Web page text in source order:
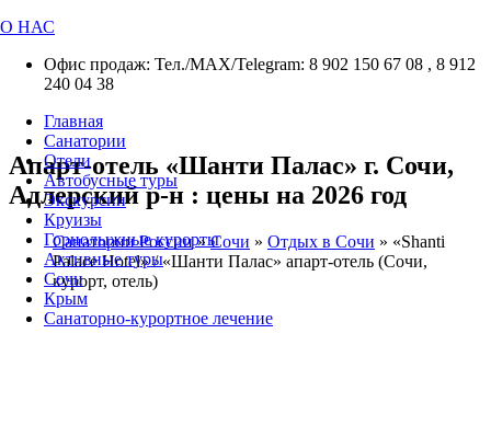
О НАС
Офис продаж: Тел./МАХ/Telegram: 8 902 150 67 08 , 8 912
240 04 38
Главная
Санатории
Отели
Автобусные туры
Экскурсии
Круизы
Горнолыжные курорты
Активные туры
Сочи
Крым
Санаторно-курортное лечение
Апарт-отель «Шанти Палас» г. Сочи,
Адлерский р-н : цены на 2026 год
Санатории России»Сочи » Отдых в Сочи » «Shanti
Palace Hotel» / «Шанти Палас» апарт-отель (Сочи,
курорт, отель)